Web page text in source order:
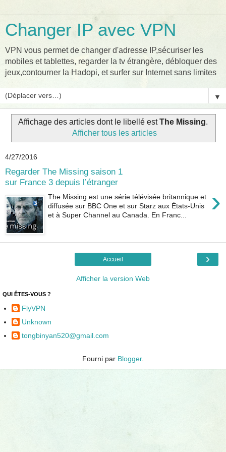
Changer IP avec VPN
VPN vous permet de changer d'adresse IP,sécuriser les
mobiles et tablettes, regarder la tv étrangère, débloquer des
jeux,contourner la Hadopi, et surfer sur Internet sans limites
▼
Affichage des articles dont le libellé estThe Missing.
Afficher tous les articles
4/27/2016
Regarder The Missing saison 1
sur France 3 depuis l’étranger
›
The Missing est une série télévisée britannique et
diffusée sur BBC One et sur Starz aux États-Unis
et à Super Channel au Canada. En Franc...
›
Accueil
Afficher la version Web
QUI ÊTES-VOUS ?
FlyVPN
Unknown
tongbinyan520@gmail.com
Fourni par Blogger.